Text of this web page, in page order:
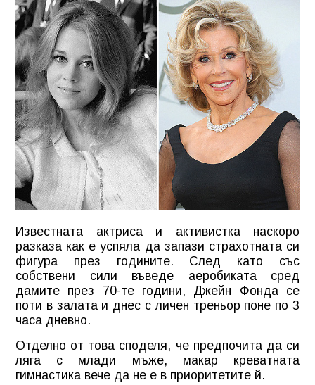
Известната актриса и активистка наскоро
разказа как е успяла да запази страхотната си
фигура през годините. След като със
собствени сили въведе аеробиката сред
дамите през 70-те години, Джейн Фонда се
поти в залата и днес с личен треньор поне по 3
часа дневно.
Отделно от това споделя, че предпочита да си
ляга с млади мъже, макар креватната
гимнастика вече да не е в приоритетите й.